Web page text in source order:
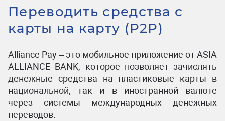
Переводить средства с
карты на карту (P2P)
Alliance Pay – это мобильное приложение от ASIA
ALLIANCE BANK, которое позволяет зачислять
денежные средства на пластиковые карты в
национальной, так и в иностранной валюте
через системы международных денежных
переводов.